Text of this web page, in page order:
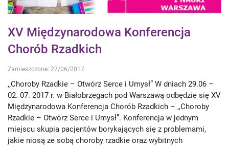
XV Międzynarodowa Konferencja
Chorób Rzadkich
Zamieszczone: 27/06/2017
,,Choroby Rzadkie – Otwórz Serce i Umysł” W dniach 29.06 –
02. 07. 2017 r. w Białobrzegach pod Warszawą odbędzie się XV
Międzynarodowa Konferencja Chorób Rzadkich – ,,Choroby
Rzadkie – Otwórz Serce i Umysł’’. Konferencja w jednym
miejscu skupia pacjentów borykających się z problemami,
jakie niosą ze sobą choroby rzadkie oraz wybitnych